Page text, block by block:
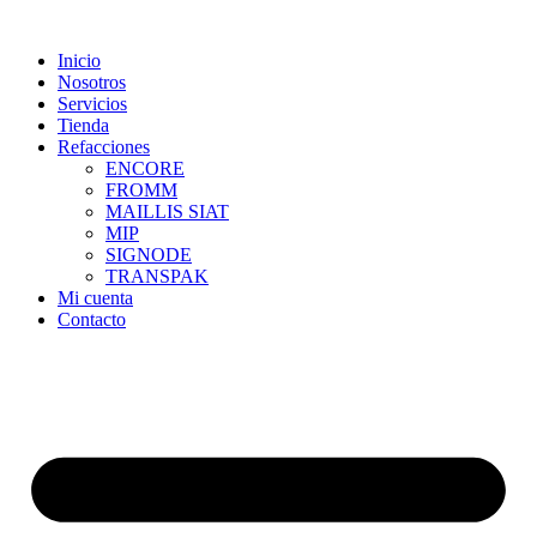
contentInicio
Nosotros
Servicios
Tienda
Refacciones
ENCORE
FROMM
MAILLIS SIAT
MIP
SIGNODE
TRANSPAK
Mi cuenta
Contacto